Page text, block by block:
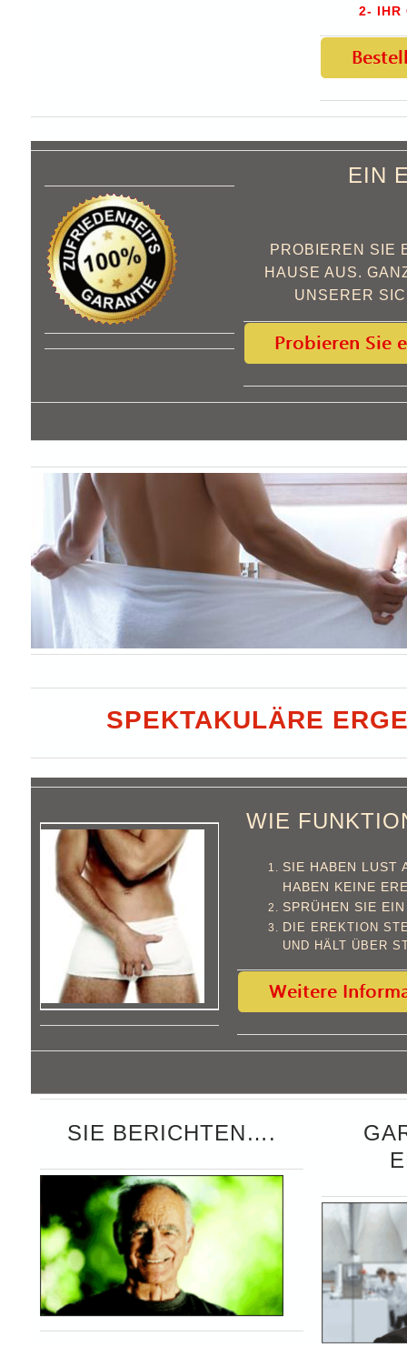
2- IHR
EIN
PROBIEREN SIE
HAUSE AUS.
UNSERER
SPEKTAKULÄRE
WIE
SIE HABEN LUST
HABEN KEINE
SPRÜHEN SIE
D IE EREKTION
UND HÄLT ÜBER
SIE BERICHTEN….